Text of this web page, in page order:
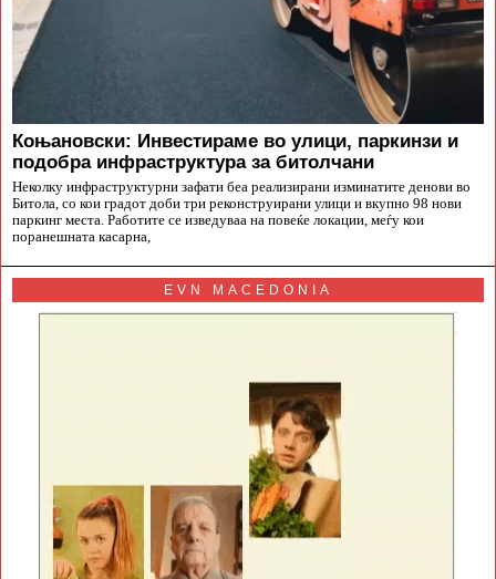
Коњановски: Инвестираме во улици, паркинзи и
подобра инфраструктура за битолчани
Неколку инфраструктурни зафати беа реализирани изминатите денови во
Битола, со кои градот доби три реконструирани улици и вкупно 98 нови
паркинг места. Работите се изведуваа на повеќе локации, меѓу кои
поранешната касарна,
EVN MACEDONIA